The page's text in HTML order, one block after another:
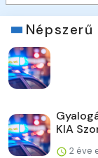
Népszerű
KIA
2 éve